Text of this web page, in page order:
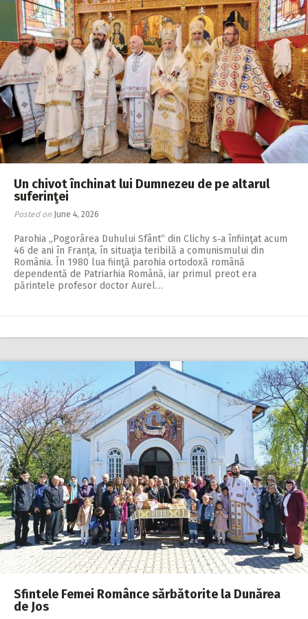
Un chivot închinat lui Dumnezeu de pe altarul
suferinţei
Posted on June 4, 2026
Parohia „Pogorârea Duhului Sfânt“ din Clichy s‑a înfiinţat acum
46 de ani în Franța, în situaţia teribilă a comunismului din
România. În 1980 lua fiinţă parohia ortodoxă română
dependentă de Patriarhia Română, iar primul preot era
părintele profesor doctor Aurel…
Sfintele Femei Românce sărbătorite la Dunărea
de Jos